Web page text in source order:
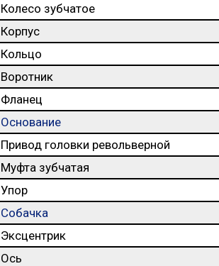
Колесо зубчатое
Корпус
Кольцо
Воротник
Фланец
Основание
Привод головки револьверной
Муфта зубчатая
Упор
Собачка
Эксцентрик
Ось